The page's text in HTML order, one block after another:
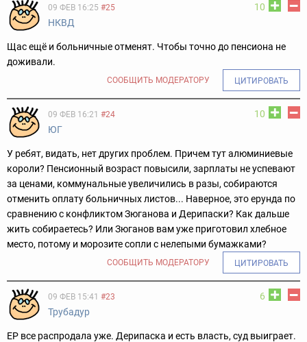
10
09 ФЕВ 16:25 #25
НКВД
Щас ещё и больничные отменят. Чтобы точно до пенсиона не
доживали.
СООБЩИТЬ МОДЕРАТОРУ ЦИТИРОВАТЬ
10
09 ФЕВ 16:21 #24
ЮГ
У ребят, видать, нет других проблем. Причем тут алюминиевые
короли? Пенсионный возраст повысили, зарплаты не успевают
за ценами, коммунальные увеличились в разы, собираются
отменить оплату больничных листов... Наверное, это ерунда по
сравнению с конфликтом Зюганова и Дерипаски? Как дальше
жить собираетесь? Или Зюганов вам уже приготовил хлебное
место, потому и морозите сопли с нелепыми бумажками?
СООБЩИТЬ МОДЕРАТОРУ ЦИТИРОВАТЬ
6
09 ФЕВ 15:41 #23
Трубадур
ЕР все распродала уже. Дерипаска и есть власть, суд выиграет.